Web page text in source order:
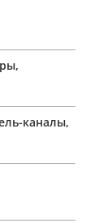
каналы,